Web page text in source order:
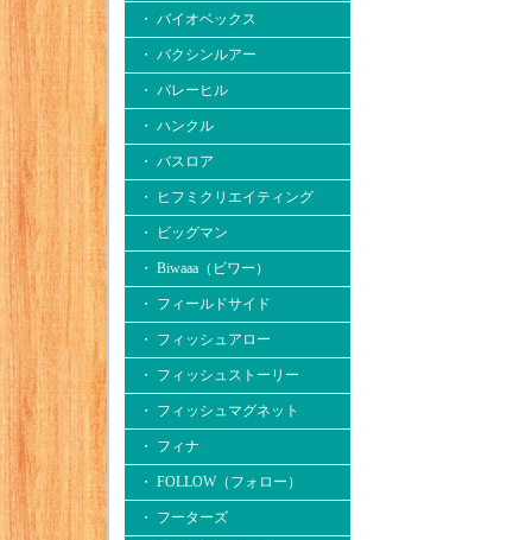
・ バイオベックス
・ バクシンルアー
・ バレーヒル
・ ハンクル
・ バスロア
・ ヒフミクリエイティング
・ ビッグマン
・ Biwaaa（ビワー）
・ フィールドサイド
・ フィッシュアロー
・ フィッシュストーリー
・ フィッシュマグネット
・ フィナ
・ FOLLOW（フォロー）
・ フーターズ